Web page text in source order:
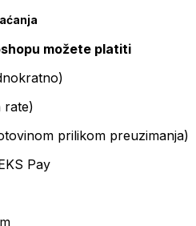
možete platiti
rate)
prilikom preuzimanja)
Pay